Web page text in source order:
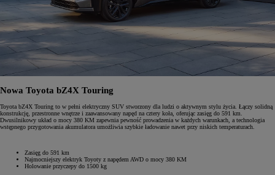
Nowa Toyota bZ4X Touring
Toyota bZ4X Touring to w pełni elektryczny SUV stworzony dla ludzi o aktywnym stylu życia. Łączy solidną
konstrukcję, przestronne wnętrze i zaawansowany napęd na cztery koła, oferując zasięg do 591 km.
Dwusilnikowy układ o mocy 380 KM zapewnia pewność prowadzenia w każdych warunkach, a technologia
wstępnego przygotowania akumulatora umożliwia szybkie ładowanie nawet przy niskich temperaturach.
Zasięg do 591 km
Najmocniejszy elektryk Toyoty z napędem AWD o mocy 380 KM
Holowanie przyczepy do 1500 kg